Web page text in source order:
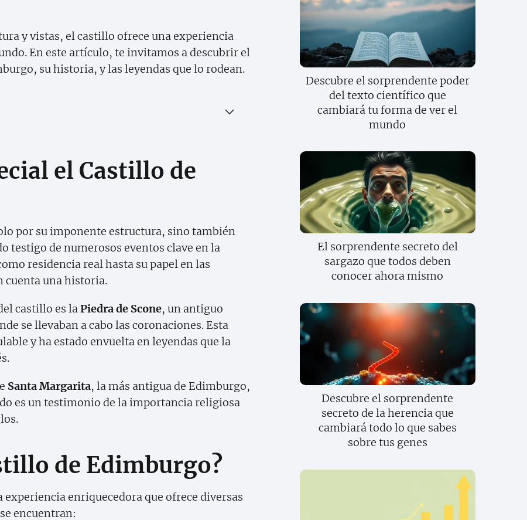
y vistas, el castillo ofrece una experiencia
En este artículo, te invitamos a descubrir el
su historia, y las leyendas que lo rodean.
el Castillo de
por su imponente estructura, sino también
testigo de numerosos eventos clave en la
residencia real hasta su papel en las
cuenta una historia.
castillo es la Piedra de Scone, un antiguo
se llevaban a cabo las coronaciones. Esta
y ha estado envuelta en leyendas que la
Santa Margarita, la más antigua de Edimburgo,
es un testimonio de la importancia religiosa
de Edimburgo?
enriquecedora que ofrece diversas
encuentran:
Descubre el sorprendente poder
del texto científico que
cambiará tu forma de ver el
mundo
El sorprendente secreto del
sargazo que todos deben
conocer ahora mismo
Descubre el sorprendente
secreto de la herencia que
cambiará todo lo que sabes
sobre tus genes